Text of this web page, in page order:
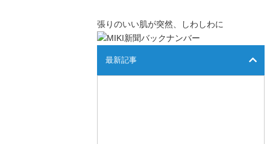
張りのいい肌が突然、しわしわに
最新記事